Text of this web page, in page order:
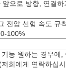
으로 방향, 연결
전압 선형 속도 규
100%
능 원하는 경우에,
희에게 연락하십